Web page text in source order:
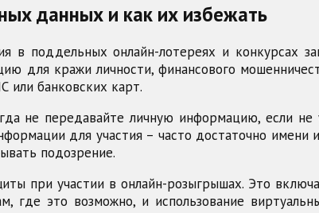
данных и как их избежать
в поддельных онлайн-лотереях и
для кражи личности, финансового
или банковских карт.
не передавайте личную информацию, если
для участия – часто достаточно
подозрение.
при участии в онлайн-розыгрышах. Это
где это возможно, и использование